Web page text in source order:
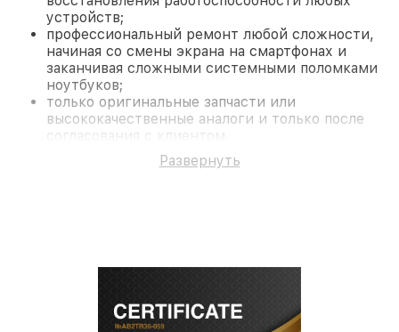
устройств;
профессиональный ремонт любой сложности,
начиная со смены экрана на смартфонах и
заканчивая сложными системными поломками
ноутбуков;
только оригинальные запчасти или
высококачественные аналоги и только после
согласования с клиентом.
На все работы и замененные комплектующие
предоставляется длительная гарантия. В случае
современное оборудование и
Развернуть